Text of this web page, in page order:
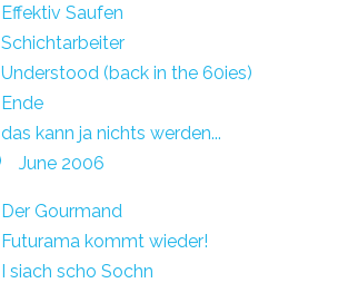
Effektiv Saufen
Schichtarbeiter
Understood (back in the 60ies)
Ende
das kann ja nichts werden...
June 2006
Der Gourmand
Futurama kommt wieder!
I siach scho Sochn